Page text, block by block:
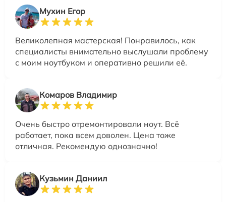
Мухин Егор
Великолепная мастерская! Понравилось, как
специалисты внимательно выслушали проблему
с моим ноутбуком и оперативно решили её.
Комаров Владимир
Очень быстро отремонтировали ноут. Всё
работает, пока всем доволен. Цена тоже
отличная. Рекомендую однозначно!
Кузьмин Даниил